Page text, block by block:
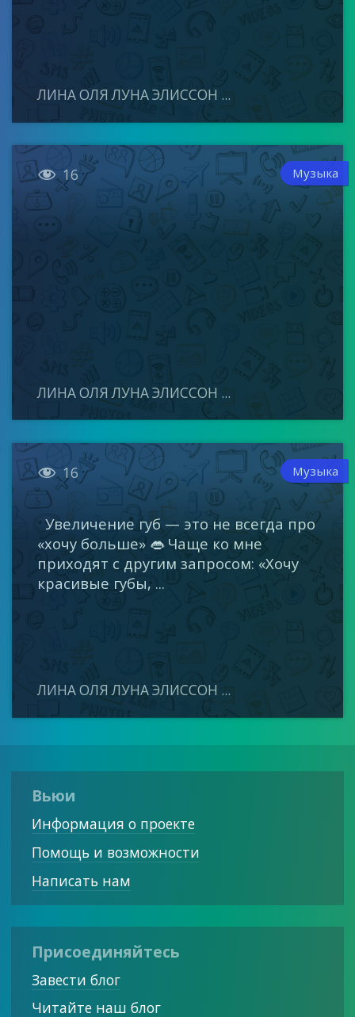
ЛИНА ОЛЯ ЛУНА ЭЛИССОН ...
 16 Музыка
ЛИНА ОЛЯ ЛУНА ЭЛИССОН ...
 16 Музыка
Увеличение губ — это не всегда про
«хочу больше» 👄 Чаще ко мне
приходят с другим запросом: «Хочу
красивые губы, ...
ЛИНА ОЛЯ ЛУНА ЭЛИССОН ...
Вьюи
Информация о проекте
Помощь и возможности
Написать нам
Присоединяйтесь
Завести блог
Читайте наш блог